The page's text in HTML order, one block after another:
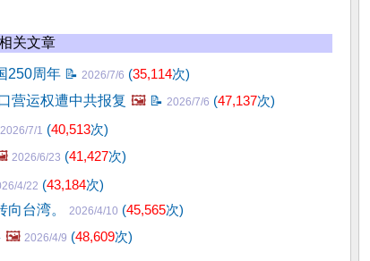
关文章
250周年 📝 2026/7/6 (35,114次)
营运权遭中共报复 🖼️ 📝 2026/7/6 (47,137次)
2026/7/1 (40,513次)
2026/6/23 (41,427次)
4/22 (43,184次)
向台湾。
2026/4/10 (45,565次)
🖼️ 2026/4/9 (48,609次)